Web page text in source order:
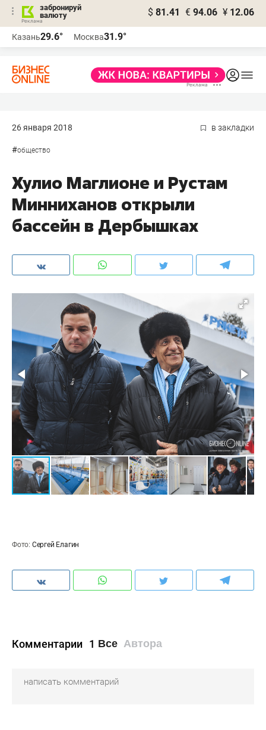
забронируй
валюту
$ 81.41 € 94.06 ¥ 12.06
Казань29.6° Москва31.9°
26 января 2018 в закладки
#общество
Хулио Маглионе и Рустам
Минниханов открыли
бассейн в Дербышках
Фото: Сергей Елагин
Комментарии 1 Все Автора